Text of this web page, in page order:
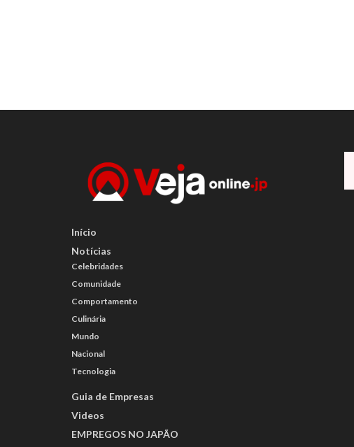
Início
Notícias
Celebridades
Comunidade
Comportamento
Culinária
Mundo
Nacional
Tecnologia
Guia de Empresas
Videos
EMPREGOS NO JAPÃO